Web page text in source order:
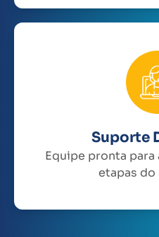
Suporte
Equipe pronta para
etapas do